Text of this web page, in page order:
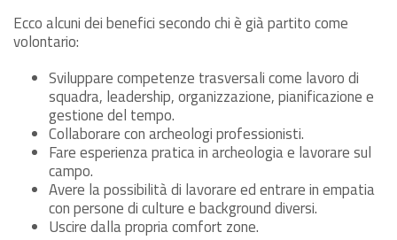
Ecco alcuni dei benefici secondo chi è già partito come
volontario:
Sviluppare competenze trasversali come lavoro di
squadra, leadership, organizzazione, pianificazione e
gestione del tempo.
Collaborare con archeologi professionisti.
Fare esperienza pratica in archeologia e lavorare sul
campo.
Avere la possibilità di lavorare ed entrare in empatia
con persone di culture e background diversi.
Uscire dalla propria comfort zone.